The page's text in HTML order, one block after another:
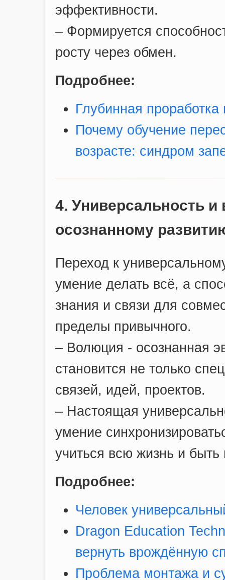
эффективности.
– Формируется
росту через обмен.
Подробнее:
Глубинная
Почему обучение
возрасте: синдром
4. Универсальность и
осознанному
Переход к
умение делать всё, а
знания и связи для
пределы привычного.
– Волюция - осознанная
становится не только
связей, идей, проектов.
– Настоящая
умение
учиться всю жизнь и
Подробнее:
Человек
Dragon Education
вернуть врождённую
Проблема монтажа и